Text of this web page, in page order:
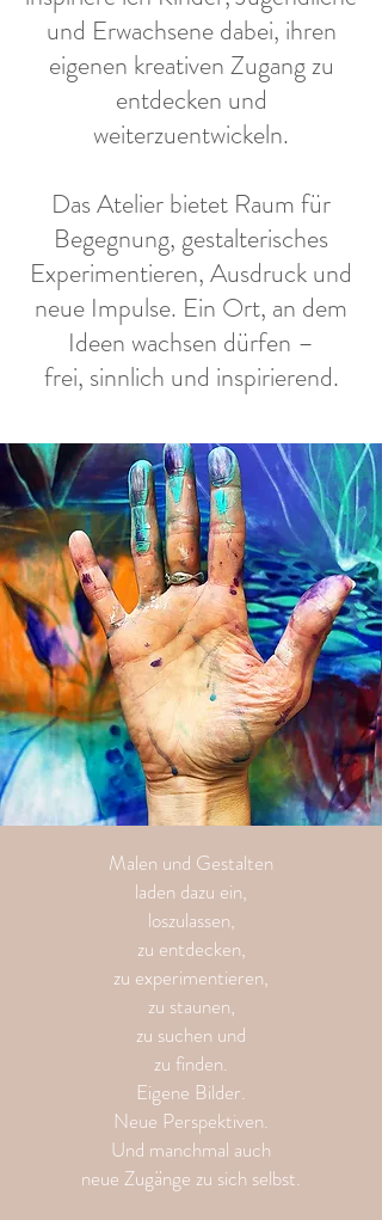
und Erwachsene dabei, ihren
eigenen kreativen Zugang zu
entdecken und
weiterzuentwickeln.
Das Atelier bietet Raum für
Begegnung, gestalterisches
Experimentieren, Ausdruck und
neue Impulse. Ein Ort, an dem
Ideen wachsen dürfen –
frei, sinnlich und inspirierend.
Malen und Gestalten
laden dazu ein,
loszulassen,
zu entdecken,
zu experimentieren,
zu staunen,
zu suchen und
zu finden.
Eigene Bilder.
Neue Perspektiven.
Und manchmal auch
neue Zugänge zu sich selbst.